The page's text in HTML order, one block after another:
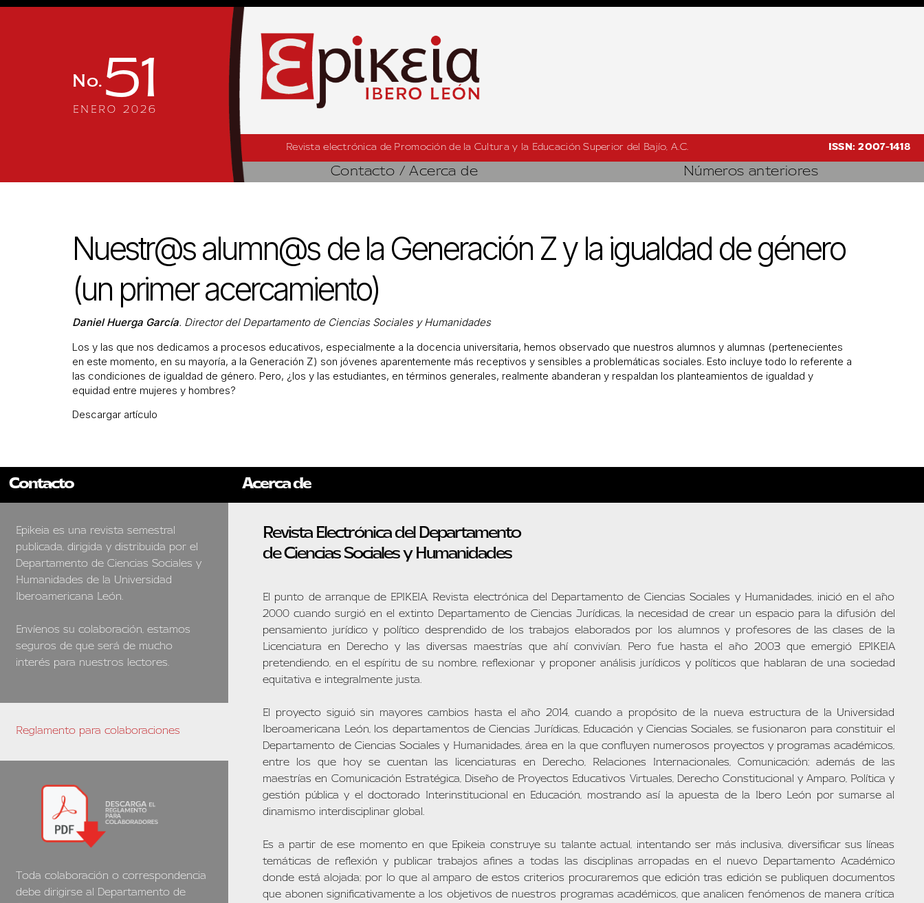
No. 51
ENERO 2026
Revista electrónica de Promoción de la Cultura y la Educación Superior del Bajío, A.C. ISSN: 2007-1418
Contacto / Acerca de Números anteriores
Nuestr@s alumn@s de la Generación Z y la igualdad de género
(un primer acercamiento)
Daniel Huerga García. Director del Departamento de Ciencias Sociales y Humanidades
Los y las que nos dedicamos a procesos educativos, especialmente a la docencia universitaria, hemos observado que nuestros alumnos y alumnas (pertenecientes
en este momento, en su mayoría, a la Generación Z) son jóvenes aparentemente más receptivos y sensibles a problemáticas sociales. Esto incluye todo lo referente a
las condiciones de igualdad de género. Pero, ¿los y las estudiantes, en términos generales, realmente abanderan y respaldan los planteamientos de igualdad y
equidad entre mujeres y hombres?
Descargar artículo
Contacto
Epikeia es una revista semestral
publicada, dirigida y distribuida por el
Departamento de Ciencias Sociales y
Humanidades de la Universidad
Iberoamericana León.
Envíenos su colaboración, estamos
seguros de que será de mucho
interés para nuestros lectores.
Reglamento para colaboraciones
Toda colaboración o correspondencia
debe dirigirse al Departamento de
Acerca de
Revista Electrónica del Departamento
de Ciencias Sociales y Humanidades
El punto de arranque de EPIKEIA, Revista electrónica del Departamento de Ciencias Sociales y Humanidades, inició en el año
2000 cuando surgió en el extinto Departamento de Ciencias Jurídicas, la necesidad de crear un espacio para la difusión del
pensamiento jurídico y político desprendido de los trabajos elaborados por los alumnos y profesores de las clases de la
Licenciatura en Derecho y las diversas maestrías que ahí convivían. Pero fue hasta el año 2003 que emergió EPIKEIA
pretendiendo, en el espíritu de su nombre, reflexionar y proponer análisis jurídicos y políticos que hablaran de una sociedad
equitativa e integralmente justa.
El proyecto siguió sin mayores cambios hasta el año 2014, cuando a propósito de la nueva estructura de la Universidad
Iberoamericana León, los departamentos de Ciencias Jurídicas, Educación y Ciencias Sociales, se fusionaron para constituir el
Departamento de Ciencias Sociales y Humanidades, área en la que confluyen numerosos proyectos y programas académicos,
entre los que hoy se cuentan las licenciaturas en Derecho, Relaciones Internacionales, Comunicación; además de las
maestrías en Comunicación Estratégica, Diseño de Proyectos Educativos Virtuales, Derecho Constitucional y Amparo, Política y
gestión pública y el doctorado Interinstitucional en Educación, mostrando así la apuesta de la Ibero León por sumarse al
dinamismo interdisciplinar global.
Es a partir de ese momento en que Epikeia construye su talante actual, intentando ser más inclusiva, diversificar sus líneas
temáticas de reflexión y publicar trabajos afines a todas las disciplinas arropadas en el nuevo Departamento Académico
donde está alojada; por lo que al amparo de estos criterios procuraremos que edición tras edición se publiquen documentos
que abonen significativamente a los objetivos de nuestros programas académicos, que analicen fenómenos de manera crítica